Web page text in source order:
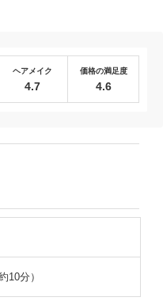
ヘアメイク
4.7
価格の満足度
4.6
10分）